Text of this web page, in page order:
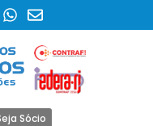
Sócio